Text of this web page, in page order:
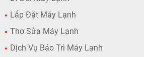
Lắp Đặt Máy Lạnh
Thợ Sửa Máy Lạnh
Dịch Vụ Bảo Trì Máy Lạnh